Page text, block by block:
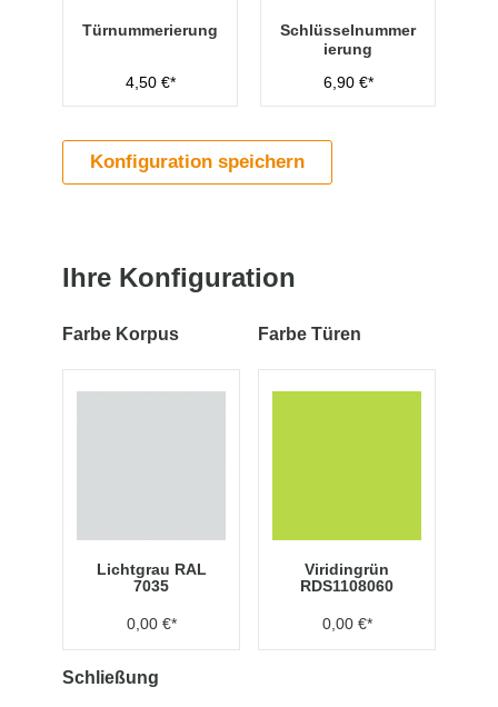
Türnummerierung
4,50 €*
Schlüsselnummer
ierung
6,90 €*
Konfiguration speichern
Ihre Konfiguration
Farbe Korpus
Lichtgrau RAL
7035
0,00 €*
Farbe Türen
Viridingrün
RDS1108060
0,00 €*
Schließung